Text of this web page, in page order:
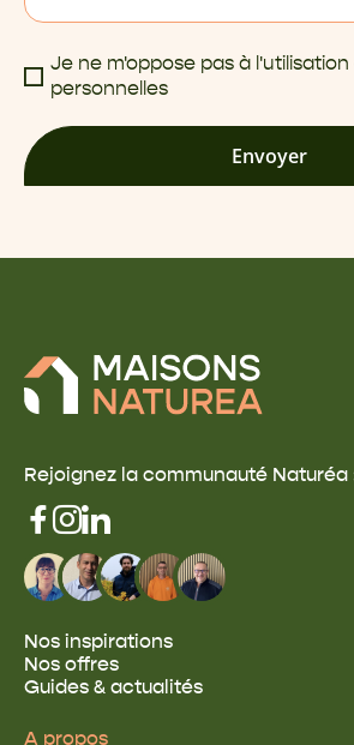
Je ne m'oppose pas à
personnelles
Envoyer
Rejoignez la communauté Naturéa
Nos inspirations
Nos offres
Guides & actualités
A propos